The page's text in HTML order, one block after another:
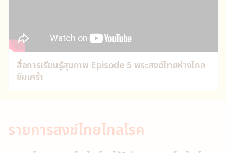
สื่อการเรียนรู้สุขภาพ Episode 5 พระสงฆ์ไทยห่างไกล
ซึมเศร้า
รายการสงฆ์ไทยไกลโรค